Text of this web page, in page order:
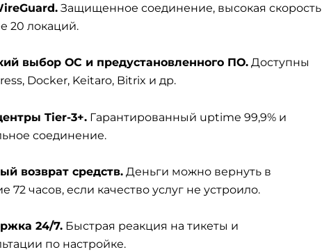
Защищенное соединение, высокая скорость
20 локаций.
выбор ОС и предустановленного ПО. Доступны
Docker, Keitaro, Bitrix и др.
Tier-3+. Гарантированный uptime 99,9% и
соединение.
возврат средств. Деньги можно вернуть в
72 часов, если качество услуг не устроило.
24/7. Быстрая реакция на тикеты и
по настройке.